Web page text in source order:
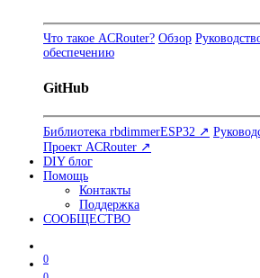
Что такое ACRouter? Обзор
обеспечению
GitHub
Библиотека rbdimmerESP32 ↗
Проект ACRouter ↗
DIY блог
Помощь
Контакты
Поддержка
СООБЩЕСТВО
0